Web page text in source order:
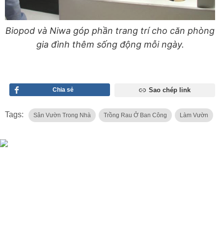
Biopod và Niwa góp phần trang trí cho căn phòng
gia đình thêm sống động mỗi ngày.
Chia sẻ Sao chép link
Tags: Sân Vườn Trong Nhà Trồng Rau Ở Ban Công Làm Vườn